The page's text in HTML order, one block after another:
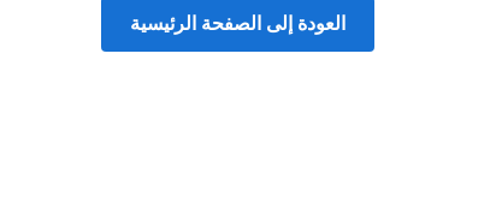
العودة إلى الصفحة الرئيسية